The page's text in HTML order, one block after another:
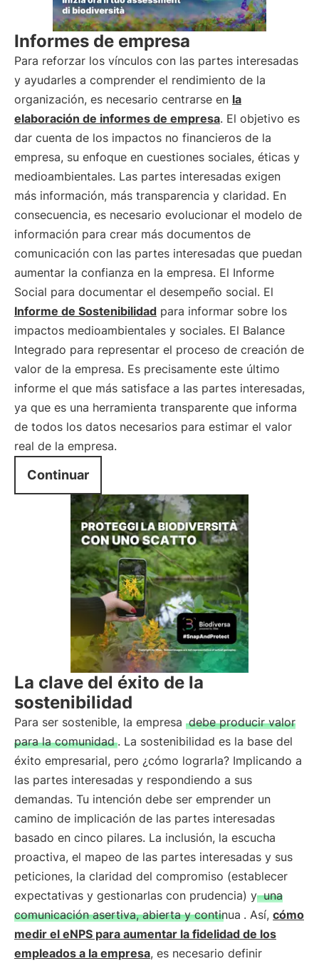
Informes de empresa
Para reforzar los vínculos con las partes interesadas
y ayudarles a comprender el rendimiento de la
organización, es necesario centrarse en la
elaboración de informes de empresa. El objetivo es
dar cuenta de los impactos no financieros de la
empresa, su enfoque en cuestiones sociales, éticas y
medioambientales. Las partes interesadas exigen
más información, más transparencia y claridad. En
consecuencia, es necesario evolucionar el modelo de
información para crear más documentos de
comunicación con las partes interesadas que puedan
aumentar la confianza en la empresa. El Informe
Social para documentar el desempeño social. El
Informe de Sostenibilidad para informar sobre los
impactos medioambientales y sociales. El Balance
Integrado para representar el proceso de creación de
valor de la empresa. Es precisamente este último
informe el que más satisface a las partes interesadas,
ya que es una herramienta transparente que informa
de todos los datos necesarios para estimar el valor
real de la empresa.
Continuar
La clave del éxito de la
sostenibilidad
Para ser sostenible, la empresa debe producir valor
para la comunidad . La sostenibilidad es la base del
éxito empresarial, pero ¿cómo lograrla? Implicando a
las partes interesadas y respondiendo a sus
demandas. Tu intención debe ser emprender un
camino de implicación de las partes interesadas
basado en cinco pilares. La inclusión, la escucha
proactiva, el mapeo de las partes interesadas y sus
peticiones, la claridad del compromiso (establecer
expectativas y gestionarlas con prudencia) y una
comunicación asertiva, abierta y continua . Así, cómo
medir el eNPS para aumentar la fidelidad de los
empleados a la empresa, es necesario definir